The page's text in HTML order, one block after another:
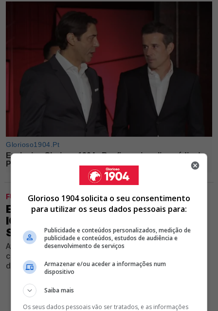
FUTEBOL
EXCLUSIVO GLORIOSO 1904 - MAURO
ICARDI A CAMINHO DO BENFICA?
SAIBA O QUE QUEREM AS ÁGUIAS
Avançado internacional argentino terminou contrato
com o Galatasaray e é um dos principais nomes na lista
de jogadores livres no mercado
Glorioso 1904 solicita o seu consentimento
para utilizar os seus dados pessoais para:
Publicidade e conteúdos personalizados, medição de
publicidade e conteúdos, estudos de audiência e
desenvolvimento de serviços
Armazenar e/ou aceder a informações num
dispositivo
Saiba mais
Os seus dados pessoais vão ser tratados, e as informações